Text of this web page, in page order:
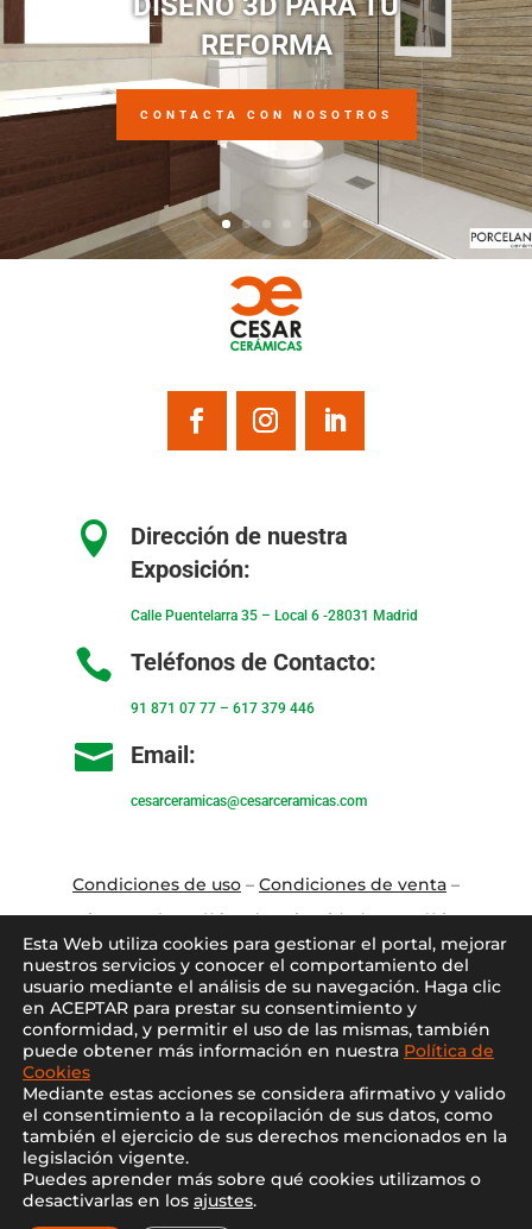
REFORMA
CONTACTA CON NOSOTROS

Dirección de nuestra
Exposición:
Calle Puentelarra 35 – Local 6 -28031 Madrid
 Teléfonos de Contacto:
91 871 07 77– 617 379 446
 Email:
cesarceramicas@cesarceramicas.com
Condiciones de uso– Condiciones de venta–
Aviso Legal–Política de privacidad –Política
de cookies
Blog–Contacto–Conócenos –Mi Cuenta
2021 ©Cesar Cerámicas
Esta Web utiliza cookies para gestionar el portal, mejorar
nuestros servicios y conocer el comportamiento del
usuario mediante el análisis de su navegación. Haga clic
en ACEPTAR para prestar su consentimiento y
conformidad, y permitir el uso de las mismas, también
puede obtener más información en nuestra Política de
Cookies
Mediante estas acciones se considera afirmativo y valido
el consentimiento a la recopilación de sus datos, como
también el ejercicio de sus derechos mencionados en la
legislación vigente.
Puedes aprender más sobre qué cookies utilizamos o
desactivarlas en los ajustes.